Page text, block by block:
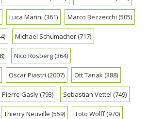
Luca Marini (361) Marco Bezzecchi (505)
Michael Schumacher(717)
Nico Rosberg(364)
Oscar Piastri (2007) Ott Tanak(388)
Pierre Gasly(793) Sebastian Vettel (749)
Thierry Neuville (559) Toto Wolff(970)